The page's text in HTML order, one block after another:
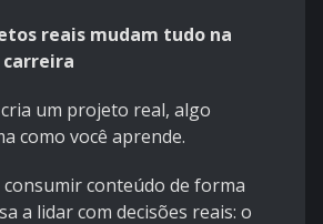
reais mudam tudo na
um projeto real, algo
como você aprende.
consumir conteúdo de forma
a lidar com decisões reais: o